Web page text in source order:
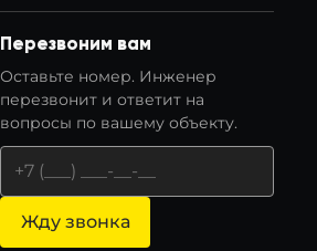
Перезвоним вам
Оставьте номер. Инженер
перезвонит и ответит на
вопросы по вашему объекту.
Жду звонка